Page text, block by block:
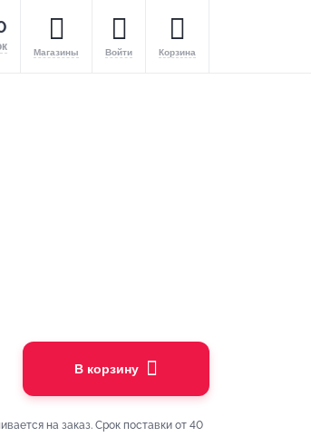
Магазины Войти Корзина
В корзину
на заказ. Срок поставки от 40